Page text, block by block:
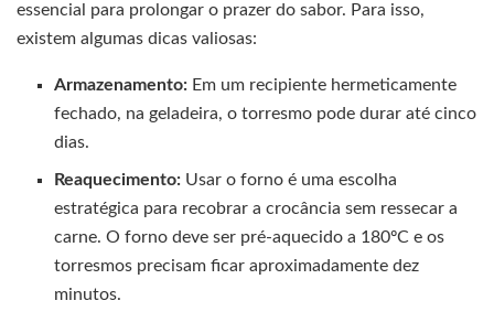
essencial para prolongar o prazer do sabor. Para isso,
existem algumas dicas valiosas:
Armazenamento: Em um recipiente hermeticamente
fechado, na geladeira, o torresmo pode durar até cinco
dias.
Reaquecimento: Usar o forno é uma escolha
estratégica para recobrar a crocância sem ressecar a
carne. O forno deve ser pré-aquecido a 180ºC e os
torresmos precisam ficar aproximadamente dez
minutos.